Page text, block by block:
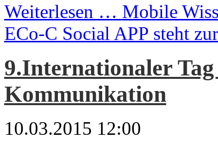
Weiterlesen … Mobile
ECo-C Social APP steht
9.Internationaler
Kommunikation
10.03.2015 12:00